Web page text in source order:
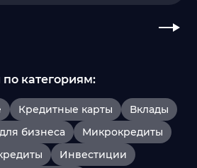
категориям:
Кредитные карты
Вклады
бизнеса
Микрокредиты
Инвестиции